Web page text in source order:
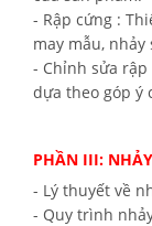
- Rập cứng :
may mẫu, nhảy
- Chỉnh sửa
dựa theo góp ý
PHẦN III:
- Lý thuyết về
- Quy trình